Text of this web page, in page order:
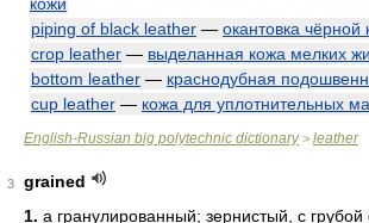
piping of black leather — окантовка чёрной
crop leather — выделанная кожа мелких
bottom leather — краснодубная
cup leather — кожа для уплотнительных
English-Russian big polytechnic dictionary> leather
3
grained
1. a гранулированный; зернистый, с грубой